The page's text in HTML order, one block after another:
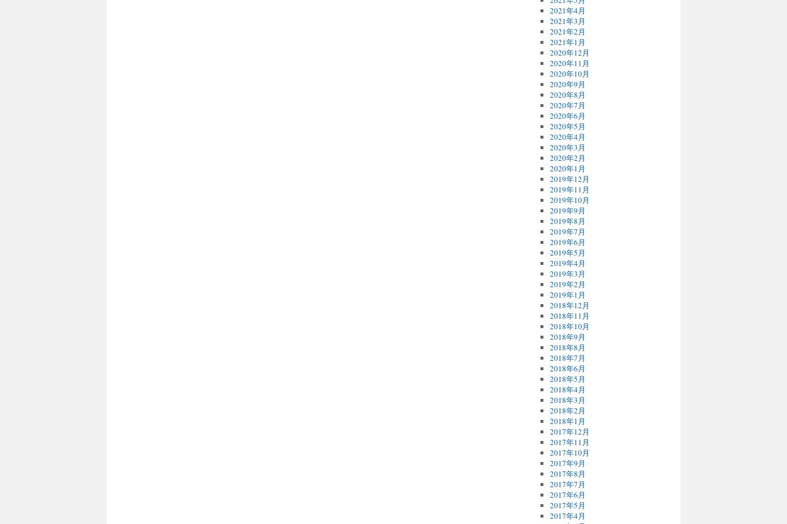
2021年4月
2021年3月
2021年2月
2021年1月
2020年12月
2020年11月
2020年10月
2020年9月
2020年8月
2020年7月
2020年6月
2020年5月
2020年4月
2020年3月
2020年2月
2020年1月
2019年12月
2019年11月
2019年10月
2019年9月
2019年8月
2019年7月
2019年6月
2019年5月
2019年4月
2019年3月
2019年2月
2019年1月
2018年12月
2018年11月
2018年10月
2018年9月
2018年8月
2018年7月
2018年6月
2018年5月
2018年4月
2018年3月
2018年2月
2018年1月
2017年12月
2017年11月
2017年10月
2017年9月
2017年8月
2017年7月
2017年6月
2017年5月
2017年4月